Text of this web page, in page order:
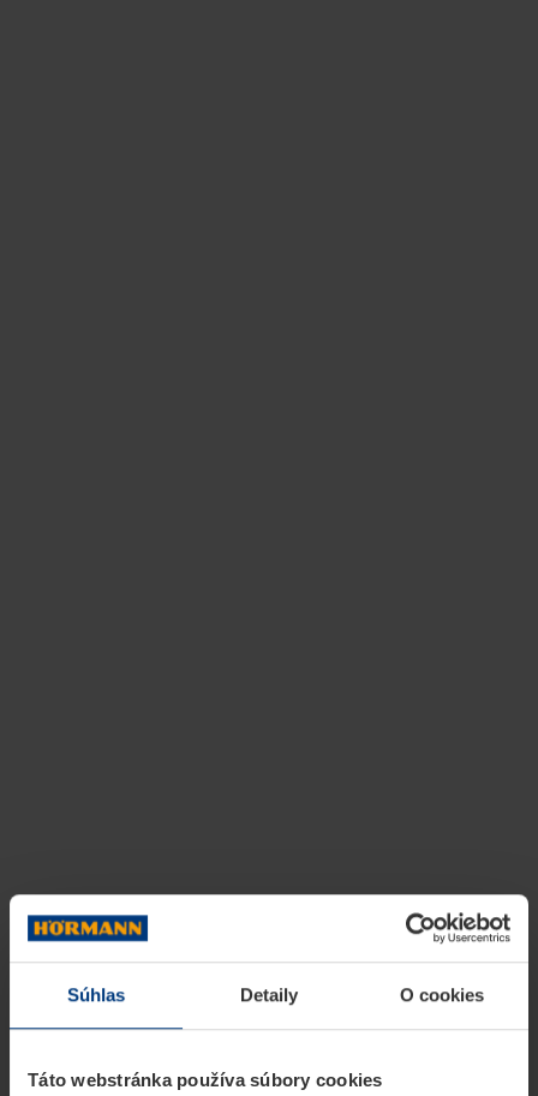
Súhlas Detaily O cookies
Táto webstránka používa súbory cookies